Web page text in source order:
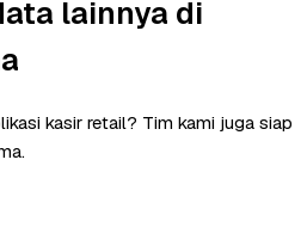
lainnya di
kasir retail? Tim kami juga siap